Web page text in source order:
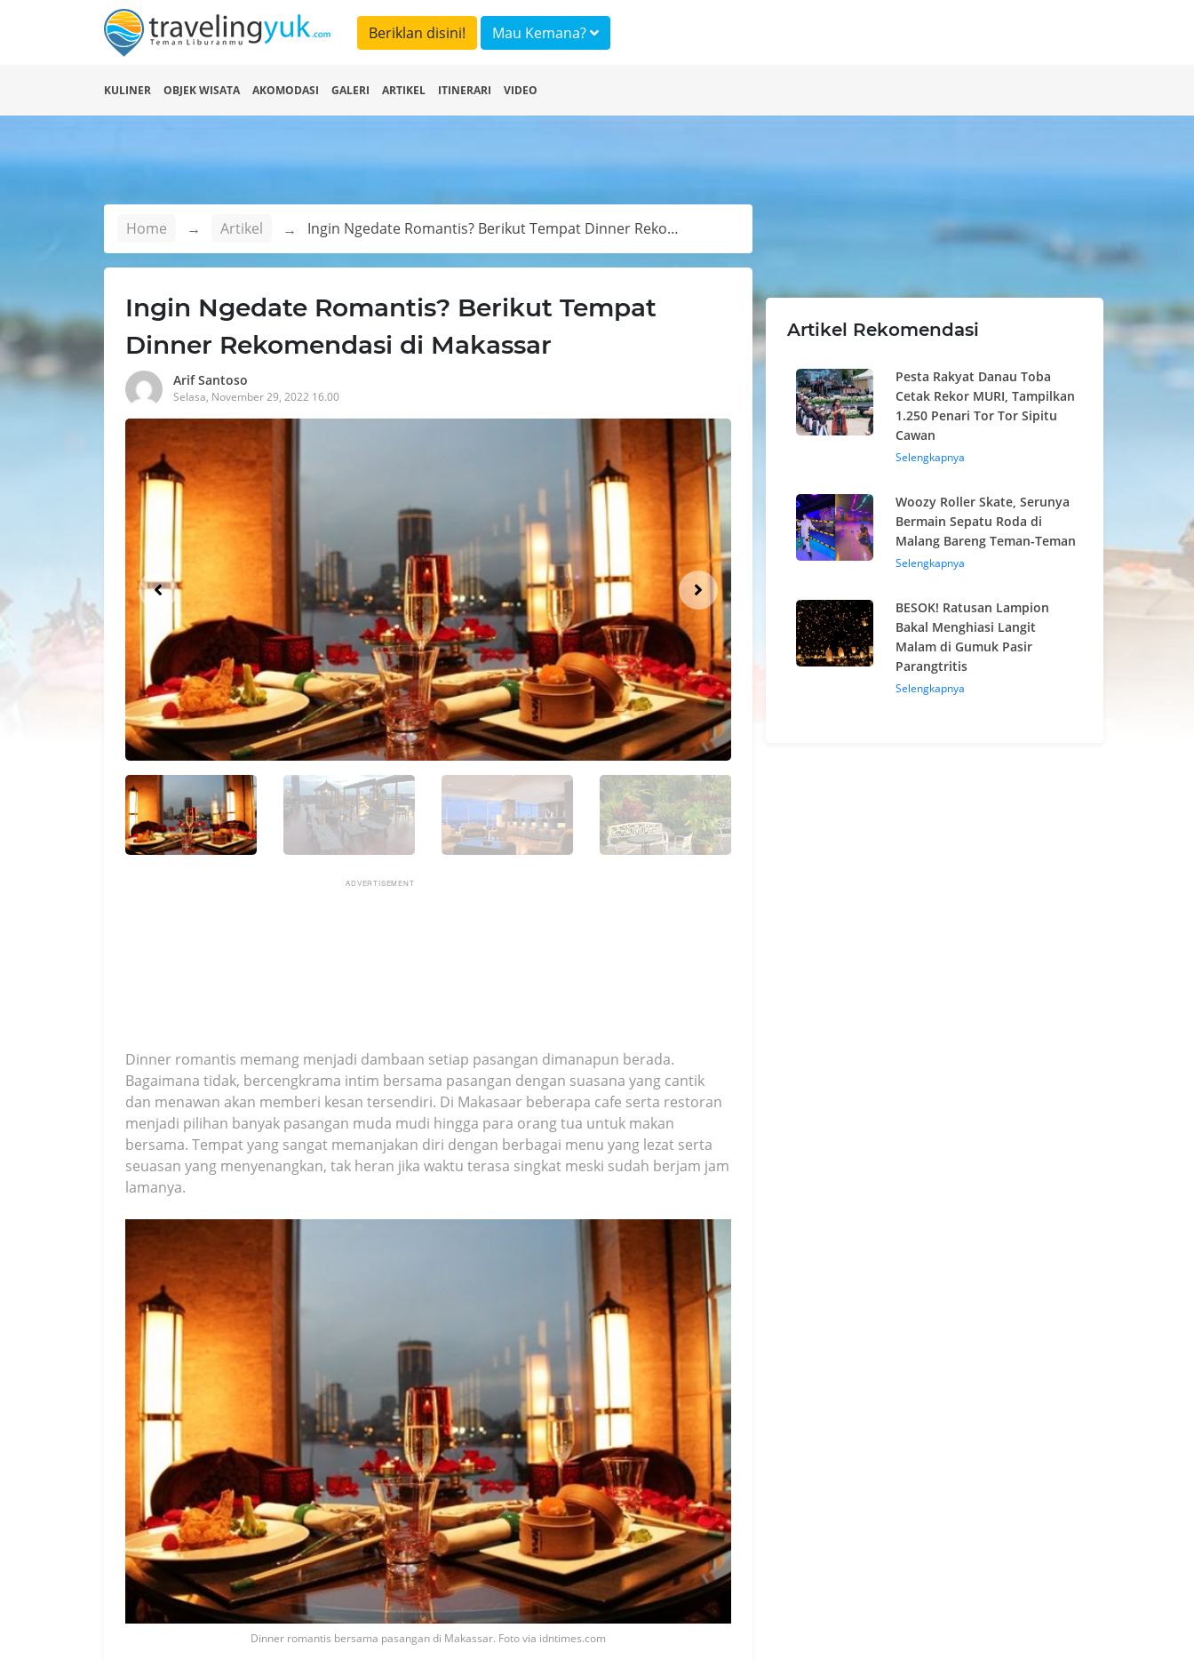
Beriklan disini! Mau Kemana?
KULINER OBJEK WISATA AKOMODASI GALERI ARTIKEL ITINERARI VIDEO
Home Artikel Ingin Ngedate Romantis? Berikut Tempat Dinner Rekomendasi di Makassar
Ingin Ngedate Romantis? Berikut Tempat
Dinner Rekomendasi di Makassar
Arif Santoso
Selasa, November 29, 2022 16.00
ADVERTISEMENT
Dinner romantis memang menjadi dambaan setiap pasangan dimanapun berada.
Bagaimana tidak, bercengkrama intim bersama pasangan dengan suasana yang cantik
dan menawan akan memberi kesan tersendiri. Di Makasaar beberapa cafe serta restoran
menjadi pilihan banyak pasangan muda mudi hingga para orang tua untuk makan
bersama. Tempat yang sangat memanjakan diri dengan berbagai menu yang lezat serta
seuasan yang menyenangkan, tak heran jika waktu terasa singkat meski sudah berjam jam
lamanya.
Dinner romantis bersama pasangan di Makassar. Foto via idntimes.com
Artikel Rekomendasi
Pesta Rakyat Danau Toba
Cetak Rekor MURI, Tampilkan
1.250 Penari Tor Tor Sipitu
Cawan
Selengkapnya
Woozy Roller Skate, Serunya
Bermain Sepatu Roda di
Malang Bareng Teman-Teman
Selengkapnya
BESOK! Ratusan Lampion
Bakal Menghiasi Langit
Malam di Gumuk Pasir
Parangtritis
Selengkapnya